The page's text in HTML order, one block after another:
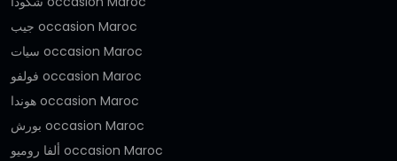
جيب occasion Maroc
سيات occasion Maroc
فولفو occasion Maroc
هوندا occasion Maroc
بورش occasion Maroc
ألفا روميو occasion Maroc